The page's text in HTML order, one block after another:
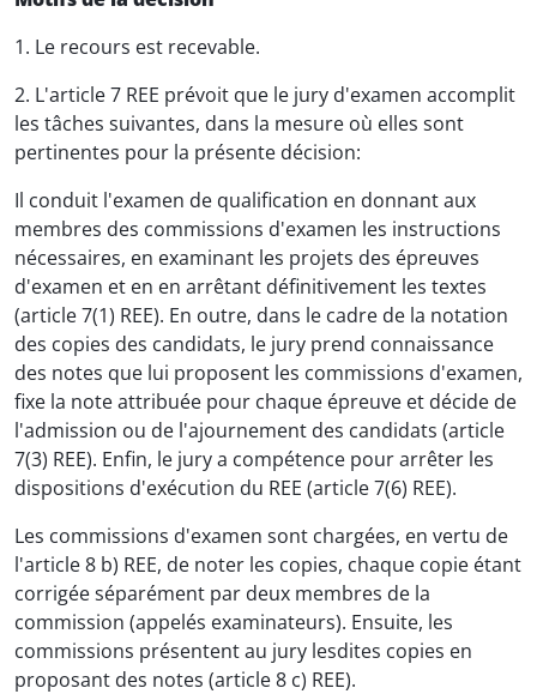
1. Le recours est recevable.
2. L'article 7 REE prévoit que le jury d'examen accomplit
les tâches suivantes, dans la mesure où elles sont
pertinentes pour la présente décision:
Il conduit l'examen de qualification en donnant aux
membres des commissions d'examen les instructions
nécessaires, en examinant les projets des épreuves
d'examen et en en arrêtant définitivement les textes
(article 7(1) REE). En outre, dans le cadre de la notation
des copies des candidats, le jury prend connaissance
des notes que lui proposent les commissions d'examen,
fixe la note attribuée pour chaque épreuve et décide de
l'admission ou de l'ajournement des candidats (article
7(3) REE). Enfin, le jury a compétence pour arrêter les
dispositions d'exécution du REE (article 7(6) REE).
Les commissions d'examen sont chargées, en vertu de
l'article 8 b) REE, de noter les copies, chaque copie étant
corrigée séparément par deux membres de la
commission (appelés examinateurs). Ensuite, les
commissions présentent au jury lesdites copies en
proposant des notes (article 8 c) REE).